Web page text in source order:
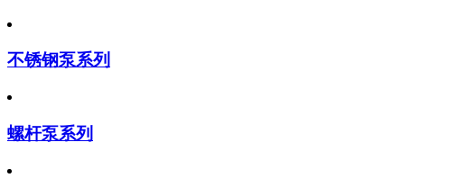
不锈钢泵系列
螺杆泵系列